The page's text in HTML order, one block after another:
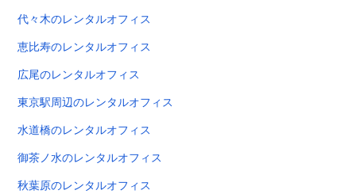
代々木のレンタルオフィス
恵比寿のレンタルオフィス
広尾のレンタルオフィス
東京駅周辺のレンタルオフィス
水道橋のレンタルオフィス
御茶ノ水のレンタルオフィス
秋葉原のレンタルオフィス